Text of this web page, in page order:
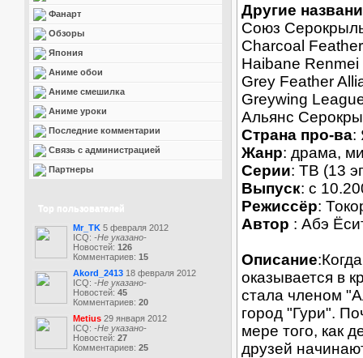
Фанарт
Обзоры
Япония
Аниме обои
Аниме смешилка
Аниме уроки
Последние комментарии
Связь с администрацией
Партнеры
Top пользователей
Mr_TK 5 февраля 2012
ICQ: -Не указано-
Новостей: 126
Комментариев: 15
Akord_2413 18 февраля 2012
ICQ: -Не указано-
Новостей: 45
Комментариев: 20
Metius 29 января 2012
ICQ: -Не указано-
Новостей: 27
Комментариев: 25
Другие
Союз
Charcoal
Haibane Renmei
Grey Feather
Greywing
Альянс
Страна про-ва:
Жанр: драма,
Серии: ТВ (13
Выпуск: c
Режиссёр:
Автор : Абэ
Описание
оказывается в
стала членом
город "Гури".
мере того, как
друзей